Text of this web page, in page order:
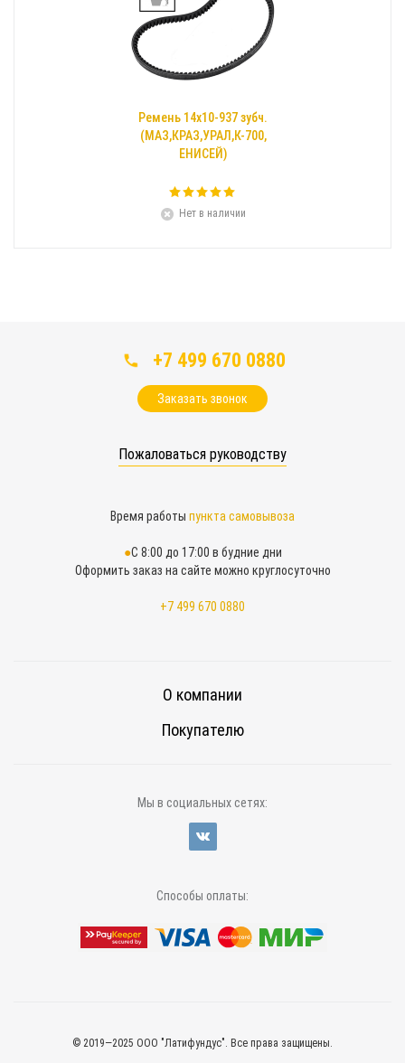
Ремень 14х10-937 зубч.
(МАЗ,КРАЗ,УРАЛ,К-700,
ЕНИСЕЙ)
Нет в наличии
+7 499 670 0880
Заказать звонок
Пожаловаться руководству
Время работы пункта самовывоза
С 8:00 до 17:00 в будние дни
Оформить заказ на сайте можно круглосуточно
+7 499 670 0880
О компании
Покупателю
Мы в социальных сетях:
Способы оплаты:
© 2019—2025 ООО "Латифундус". Все права защищены.